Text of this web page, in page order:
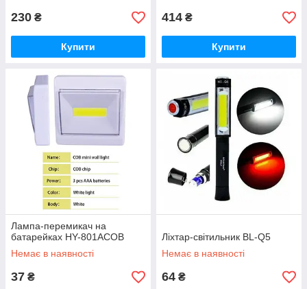
230 ₴
Купити
414 ₴
Купити
Лампа-перемикач на
батарейках HY-801ACOB
Немає в наявності
37 ₴
Ліхтар-світильник BL-Q5
Немає в наявності
64 ₴